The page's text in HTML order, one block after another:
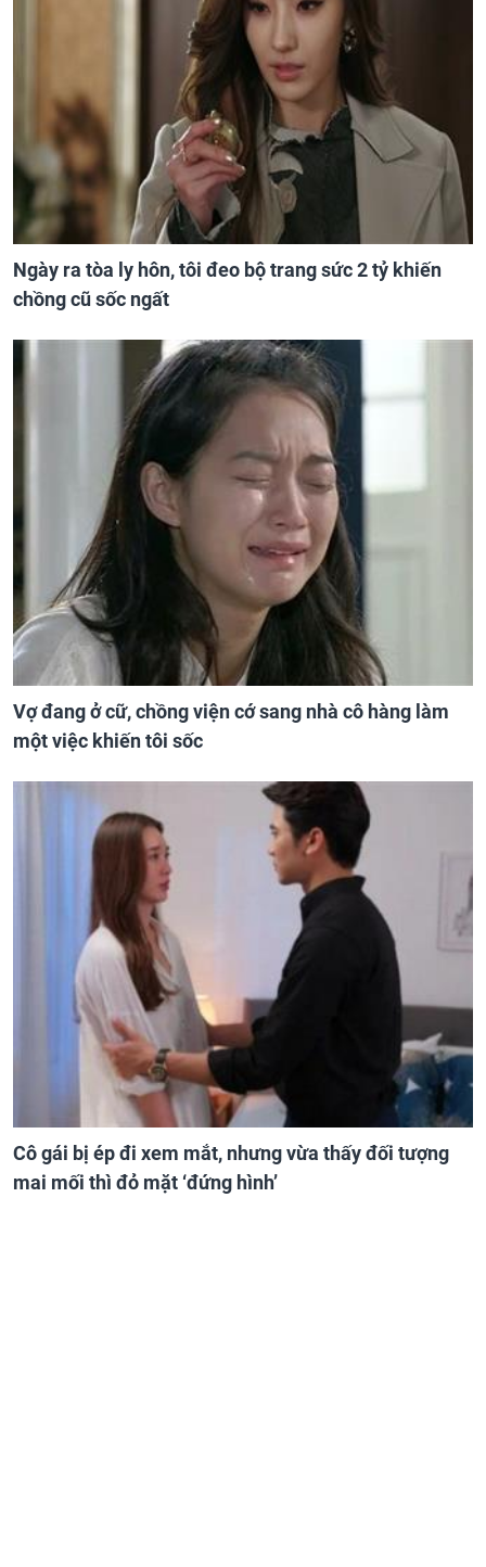
Ngày ra tòa ly hôn, tôi đeo bộ trang sức 2 tỷ khiến
chồng cũ sốc ngất
Vợ đang ở cữ, chồng viện cớ sang nhà cô hàng làm
một việc khiến tôi sốc
Cô gái bị ép đi xem mắt, nhưng vừa thấy đối tượng
mai mối thì đỏ mặt ‘đứng hình’